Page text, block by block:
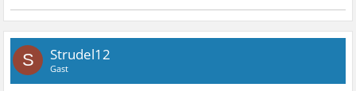
S Strudel12
Gast